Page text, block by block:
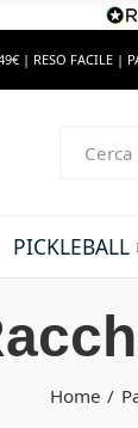
| RESO FACILE |
PICKLEBALL
Home